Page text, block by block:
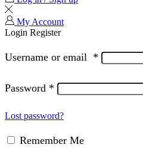
My Account
Login Register
Username or email *
Password *
Lost password?
Remember Me